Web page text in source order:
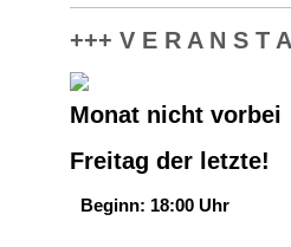
+++ V E R A N S T
Monat nicht vorbei
Freitag der letzte!
Beginn: 18:00 Uhr